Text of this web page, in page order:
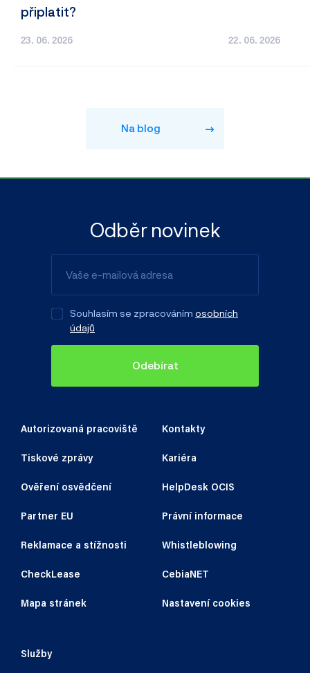
23. 06. 2026
připlatit?
22. 06. 2026
Na blog
Autorizovaná pracoviště Kontakty
Tiskové zprávy Kariéra
Ověření osvědčení HelpDesk OCIS
Partner EU Právní informace
Reklamace a stížnosti Whistleblowing
CheckLease CebiaNET
Mapa stránek Nastavení cookies
Služby
Odběr novinek
Souhlasím se zpracováním osobních
údajů
Odebírat